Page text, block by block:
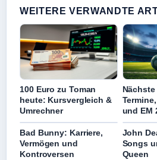
WEITERE VERWANDTE
100 Euro zu Toman
heute: Kursvergleich &
Umrechner
Nächste
und EM
Bad Bunny: Karriere,
Vermögen und
Kontroversen
John
Songs
Queen